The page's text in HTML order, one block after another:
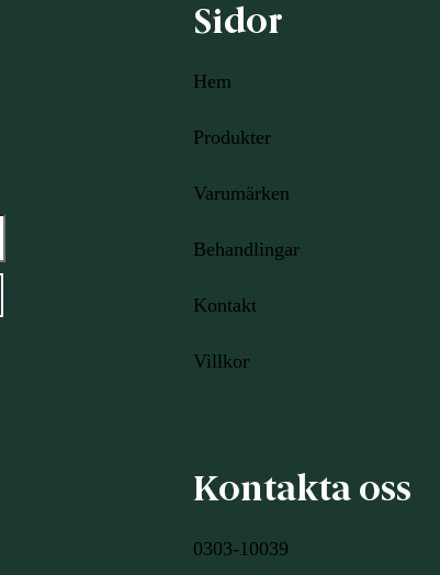
Sidor
Hem
Produkter
Varumärken
Behandlingar
Kontakt
Villkor
Kontakta oss
0303-10039